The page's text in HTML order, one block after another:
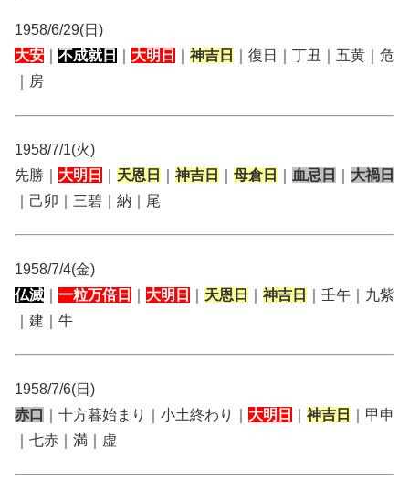
1958/6/29(日)
大安
不成就日 大明日 神吉日
｜復日｜丁丑｜五黄｜危
｜房
1958/7/1(火)
先勝｜ 大明日 天恩日 神吉日 母倉日 血忌日
大禍日
｜己卯｜三碧｜納｜尾
1958/7/4(金)
仏滅
一粒万倍日 大明日 天恩日 神吉日
｜壬午｜九紫
｜建｜牛
1958/7/6(日)
赤口
｜十方暮始まり｜小土終わり｜ 大明日 神吉日
｜甲申
｜七赤｜満｜虚